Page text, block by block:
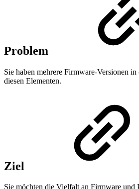
Problem
Sie haben mehrere Firmware-Versionen
diesen Elementen.
Ziel
Sie möchten die Vielfalt an Firmware und